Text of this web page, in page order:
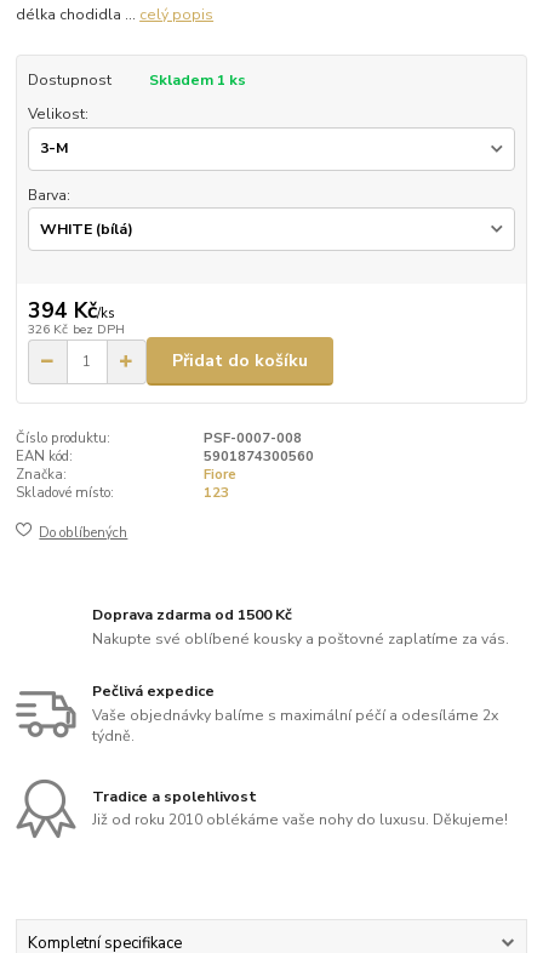
délka chodidla ... celý popis
Dostupnost
Skladem 1 ks
Velikost:
Barva:
394 Kč/ks
326 Kč bez DPH
Přidat do košíku
Číslo produktu:
PSF-0007-008
EAN kód:
5901874300560
Značka:
Fiore
Skladové místo:
123
Do oblíbených
Doprava zdarma od 1500 Kč
Nakupte své oblíbené kousky a poštovné zaplatíme za vás.
Pečlivá expedice
Vaše objednávky balíme s maximální péčí a odesíláme 2x
týdně.
Tradice a spolehlivost
Již od roku 2010 oblékáme vaše nohy do luxusu. Děkujeme!
Kompletní specifikace